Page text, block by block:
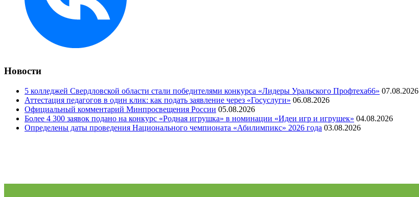
Новости
5 колледжей Свердловской области стали победителями конкурса «Лидеры Уральского Профтеха66» 07.08.2026
Аттестация педагогов в один клик: как подать заявление через «Госуслуги» 06.08.2026
Официальный комментарий Минпросвещения России 05.08.2026
Более 4 300 заявок подано на конкурс «Родная игрушка» в номинации «Идеи игр и игрушек» 04.08.2026
Определены даты проведения Национального чемпионата «Абилимпикс» 2026 года 03.08.2026